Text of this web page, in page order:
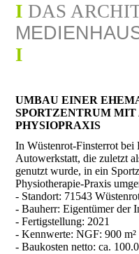
I DAS
I
UMBAU EINER
SPORTZENTRUM MIT
PHYSIOPRAXIS
In Wüstenrot-Finsterrot bei
Autowerkstatt, die zuletzt
genutzt wurde, in ein
Physiotherapie-Praxis
- Standort: 71543
- Bauherr: Eigentümer der
- Fertigstellung: 2021
- Kennwerte: NGF: 900
- Baukosten netto: ca.